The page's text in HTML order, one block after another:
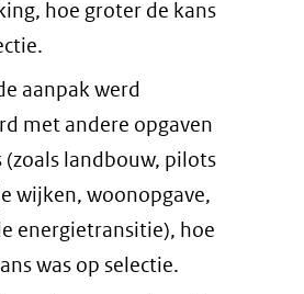
hoe groter de kans
aanpak werd
met andere opgaven
(zoals landbouw, pilots
wijken, woonopgave,
energietransitie), hoe
was op selectie.